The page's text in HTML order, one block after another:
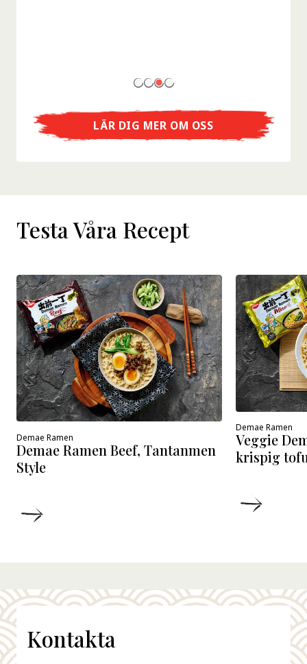
LÄR DIG MER OM OSS
Testa Våra Recept
Demae Ramen
Demae Ramen Beef, Tantanmen
Style
Demae Ramen
Veggie
krispig
Kontakta